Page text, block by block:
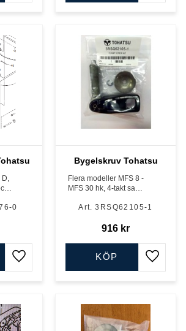
0
Lägg till i favoriter
Bygelskruv Tohatsu
Flera modeller MFS 8 -
MFS 30 hk, 4-takt samt
3RSQ62105-1
916 kr
Lägg
KÖP